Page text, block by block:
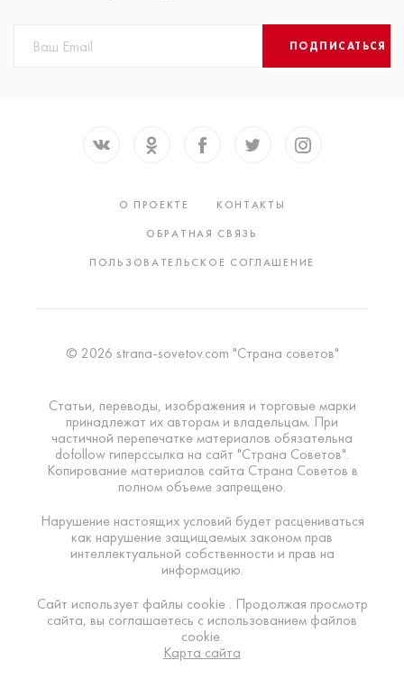
ПОДПИСАТЬСЯ
О ПРОЕКТЕ
КОНТАКТЫ
ОБРАТНАЯ СВЯЗЬ
ПОЛЬЗОВАТЕЛЬСКОЕ СОГЛАШЕНИЕ
© 2026 strana-sovetov.com "Страна советов"
Статьи, переводы, изображения и торговые марки
принадлежат их авторам и владельцам. При
частичной перепечатке материалов обязательна
dofollow гиперссылка на сайт "Страна Советов".
Копирование материалов сайта Страна Советов в
полном объеме запрещено.
Нарушение настоящих условий будет расцениваться
как нарушение защищаемых законом прав
интеллектуальной собственности и прав на
информацию.
Сайт использует файлы cookie . Продолжая просмотр
сайта, вы соглашаетесь с использованием файлов
cookie.
Карта сайта